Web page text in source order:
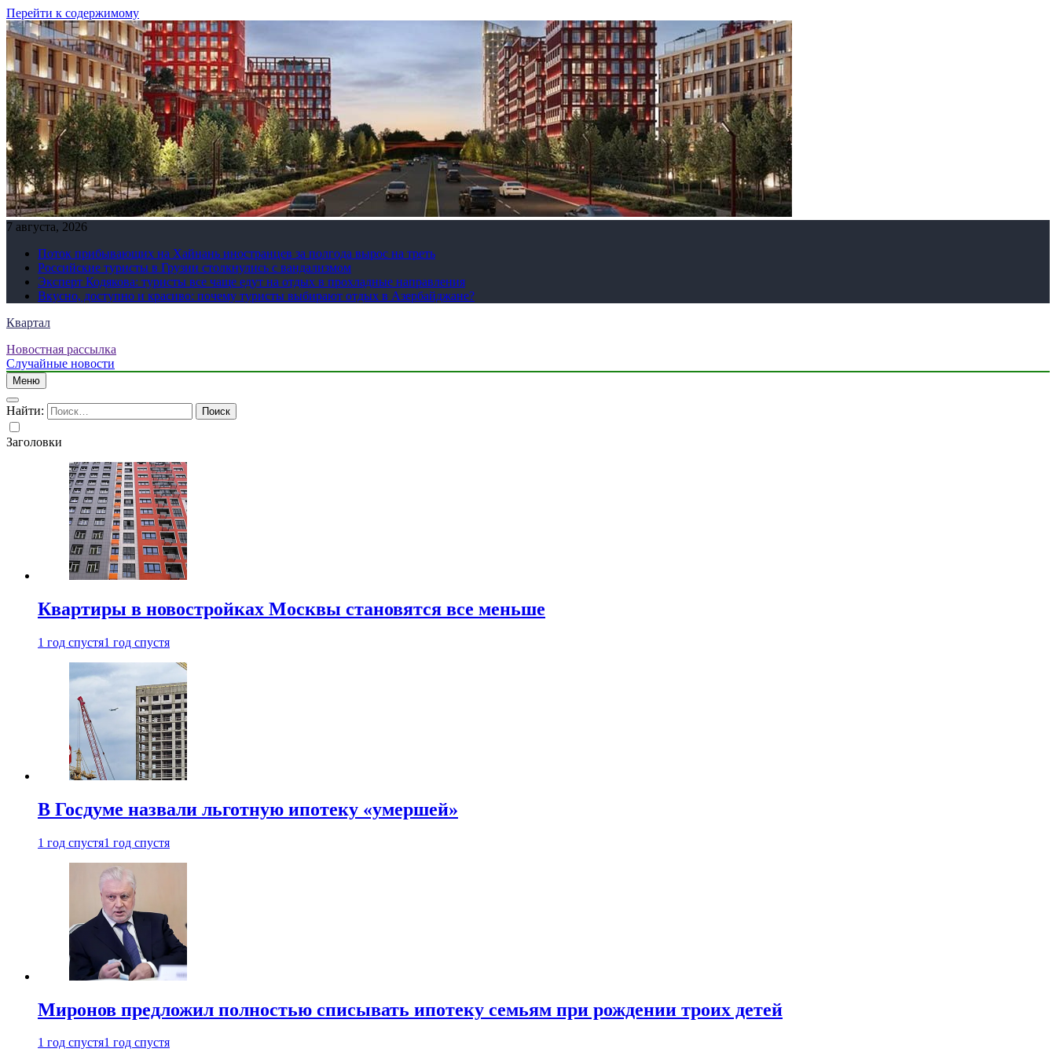
Перейти к содержимому
7 августа, 2026
Поток прибывающих на Хайнань иностранцев за полгода вырос на треть
Российские туристы в Грузии столкнулись с вандализмом
Эксперт Кодякова: туристы все чаще едут на отдых в прохладные направления
Вкусно, доступно и красиво: почему туристы выбирают отдых в Азербайджане?
Квартал
Новостная рассылка
Случайные новости
Меню
Найти:
Заголовки
Квартиры в новостройках Москвы становятся все меньше
1 год спустя1 год спустя
В Госдуме назвали льготную ипотеку «умершей»
1 год спустя1 год спустя
Миронов предложил полностью списывать ипотеку семьям при рождении троих детей
1 год спустя1 год спустя